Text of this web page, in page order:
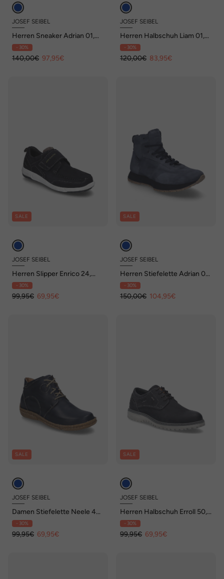
JOSEF SEIBEL
Herren Sneaker Adrian 01,
jeans
- 30%
140,00€ 97,95€
JOSEF SEIBEL
Herren Halbschuh Liam 01,
ocean
- 30%
120,00€ 83,95€
SALE
JOSEF SEIBEL
Herren Slipper Enrico 24,
indigo-kombi
- 30%
99,95€ 69,95€
SALE
JOSEF SEIBEL
Herren Stiefelette Adrian 02,
jeans
- 30%
150,00€ 104,95€
SALE
JOSEF SEIBEL
Damen Stiefelette Neele 46,
ocean
- 30%
99,95€ 69,95€
SALE
JOSEF SEIBEL
Herren Halbschuh Erroll 50,
indigo-kombi
- 30%
99,95€ 69,95€